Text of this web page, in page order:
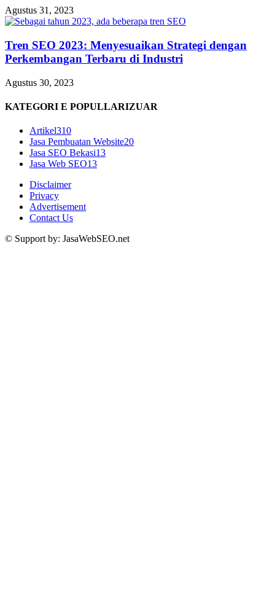
Agustus 31, 2023
Tren SEO 2023: Menyesuaikan Strategi dengan
Perkembangan Terbaru di Industri
Agustus 30, 2023
KATEGORI E POPULLARIZUAR
Artikel310
Jasa Pembuatan Website20
Jasa SEO Bekasi13
Jasa Web SEO13
Disclaimer
Privacy
Advertisement
Contact Us
© Support by: JasaWebSEO.net